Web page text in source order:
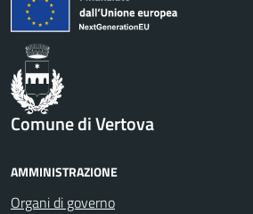
Comune di Vertova
AMMINISTRAZIONE
Organi di governo